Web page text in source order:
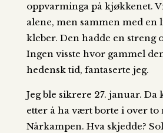
oppvarminga på kjøkkenet.
alene, men sammen med en
kleber. Den hadde en streng
Ingen visste hvor gammel
hedensk tid, fantaserte jeg.
Jeg ble sikrere 27. januar. Da
etter å ha vært borte i over to
Nårkampen. Hva skjedde?